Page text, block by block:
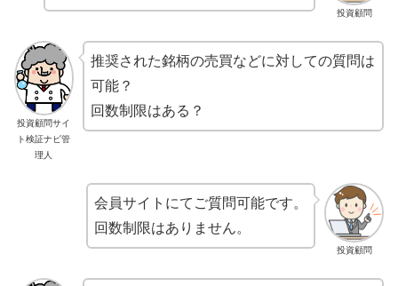
投資顧問
投資顧問サイ
ト検証ナビ管
理人
推奨された銘柄の売買などに対しての質問は
可能？
回数制限はある？
投資顧問
会員サイトにてご質問可能です。
回数制限はありません。